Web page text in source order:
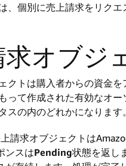
、個別に売上請求をリクエ
オブジ
クトは購入者からの資金
って作成された有効なオ
スの内のどれかになります。
請求オブジェクトは
ンスはPending状態を返し